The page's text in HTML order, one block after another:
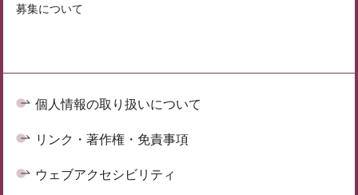
募集について
個人情報の取り扱いについて
リンク・著作権・免責事項
ウェブアクセシビリティ